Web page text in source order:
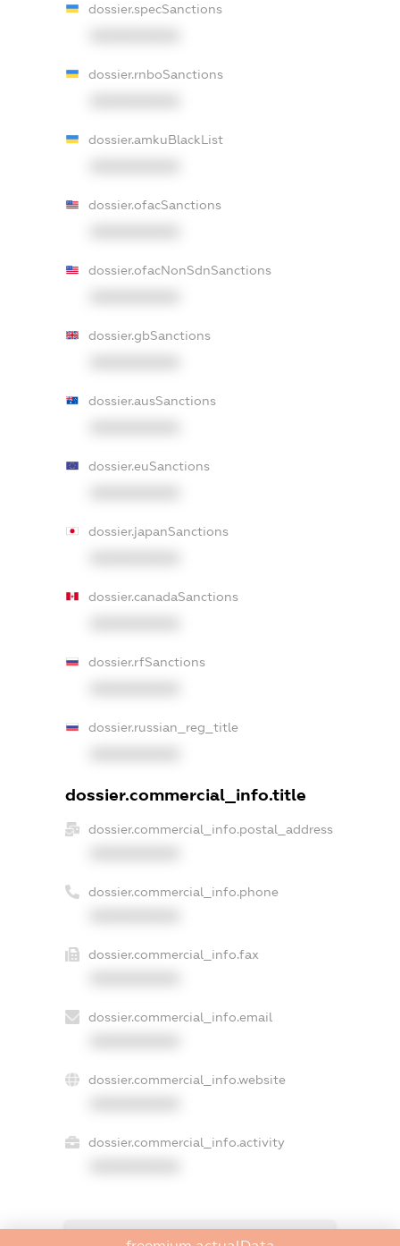
dossier.specSanctions
dossier.rnboSanctions
dossier.amkuBlackList
dossier.ofacSanctions
dossier.ofacNonSdnSanctions
dossier.gbSanctions
dossier.ausSanctions
dossier.euSanctions
dossier.japanSanctions
dossier.canadaSanctions
dossier.rfSanctions
dossier.russian_reg_title
dossier.commercial_info.title
dossier.commercial_info.postal_address
dossier.commercial_info.phone
dossier.commercial_info.fax
dossier.commercial_info.email
dossier.commercial_info.website
dossier.commercial_info.activity